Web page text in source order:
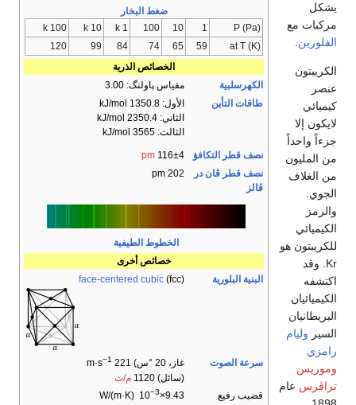
ضغط البخار
P (Pa)
1
10
100
1 k
10 k
100 k
at T (K)
59
65
74
84
99
120
الخصائص الذرية
الكهرسلبية
مقياس پاولنگ: 3.00
طاقات التأين
الأول: 1350.8 kJ/mol
الثاني: 2350.4 kJ/mol
الثالث: 3565 kJ/mol
نصف قطر التكافؤ 116±4
pm
نصف قطر ڤان در
ڤالز
202 pm
الخطوط الطيفية
خصائص أخرى
البنية البلورية
face-centered cubic (fcc)
سرعة الصوت غاز، 20 °س) 221 m·s −1
(سائل) 1120
م/ث
قضيب رفيع
9.43×10
−3
يشكل
مركبات مع
الفلورين
الكريبتون
عنصر
كيميائي
لايكون إلا
جزءاً واحداً
من المليون
من الغلاف
الجوي.
والرمز
الكيميائي
للكريبتون هو
Kr. وقد
اكتشفه
الكيميائيان
البريطانيان
السير وليام
رامزي
وموريس
تراڤرس عام